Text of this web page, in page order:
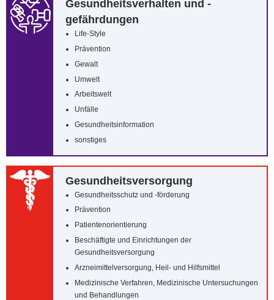
Gesundheitsverhalten und -
gefährdungen
Life-Style
Prävention
Gewalt
Umwelt
Arbeitswelt
Unfälle
Gesundheitsinformation
sonstiges
Gesundheitsversorgung
Gesundheitsschutz und -förderung
Prävention
Patientenorientierung
Beschäftigte und Einrichtungen der
Gesundheitsversorgung
Arzneimittelversorgung, Heil- und Hilfsmittel
Medizinische Verfahren, Medizinische Untersuchungen
und Behandlungen